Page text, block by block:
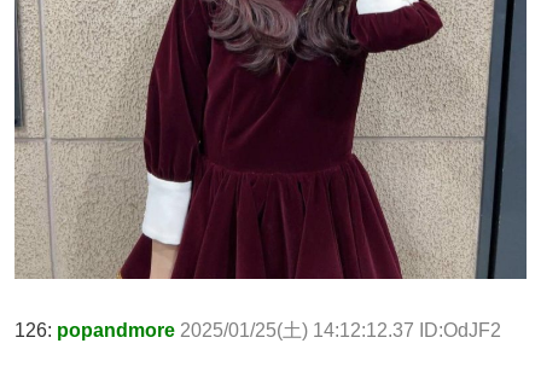
126: popandmore 2025/01/25(土) 14:12:12.37 ID:OdJF2